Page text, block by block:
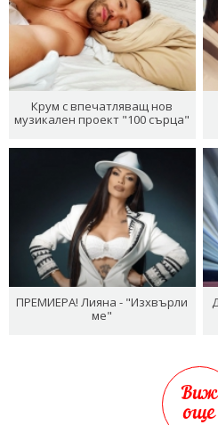
Крум с впечатляващ нов
музикален проект "100 сърца"
ПРЕМИЕРА! Лияна - "Изхвърли
ме"
Виж
още